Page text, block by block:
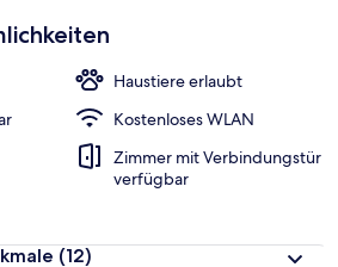
Haustiere erlaubt
Kostenloses WLAN
Zimmer mit Verbindungstür
verfügbar
(12)